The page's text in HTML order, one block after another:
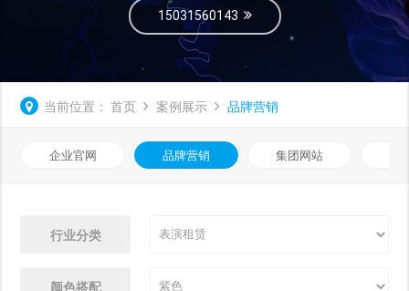
15031560143
当前位置： 首页 案例展示 品牌营销
企业官网 品牌营销 集团网站
行业分类
颜色搭配